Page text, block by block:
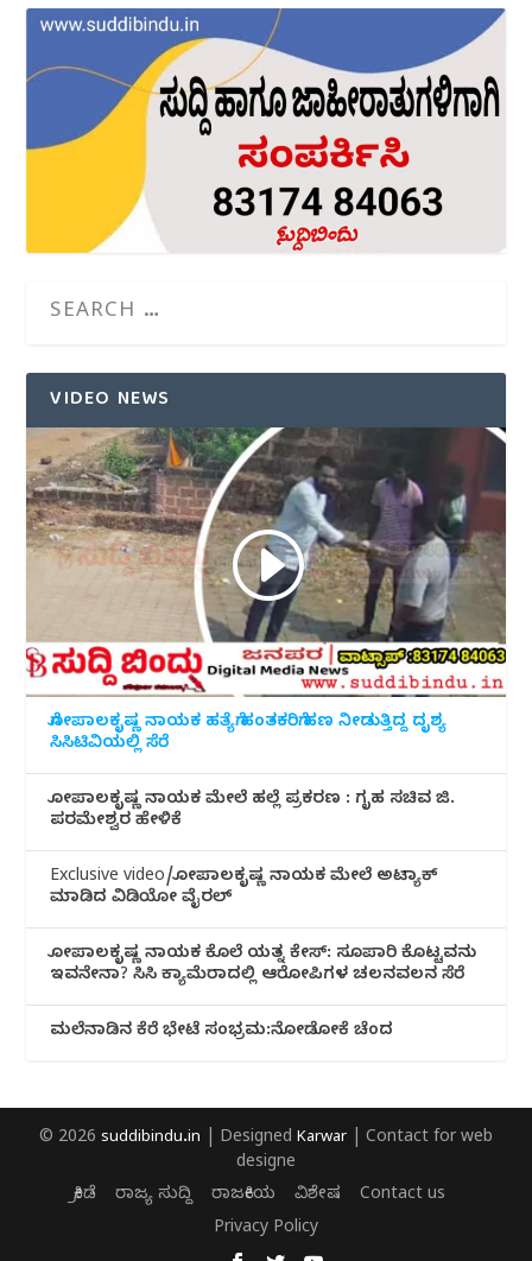
VIDEO NEWS
ಗೋಪಾಲಕೃಷ್ಣ ನಾಯಕ ಹತ್ಯೆಗೆ ಹಂತಕರಿಗೆ ಹಣ ನೀಡುತ್ತಿದ್ದ ದೃಶ್ಯ
ಸಿಸಿಟಿವಿಯಲ್ಲಿ ಸೆರೆ
ಗೋಪಾಲಕೃಷ್ಣ ನಾಯಕ ಮೇಲೆ ಹಲ್ಲೆ ಪ್ರಕರಣ : ಗೃಹ ಸಚಿವ ಜಿ.
ಪರಮೇಶ್ವರ ಹೇಳಿಕೆ
Exclusive video/ಗೋಪಾಲಕೃಷ್ಣ ನಾಯಕ ಮೇಲೆ ಅಟ್ಯಾಕ್
ಮಾಡಿದ ವಿಡಿಯೋ ವೈರಲ್
ಗೋಪಾಲಕೃಷ್ಣ ನಾಯಕ ಕೊಲೆ ಯತ್ನ ಕೇಸ್: ಸೂಪಾರಿ ಕೊಟ್ಟವನು
ಇವನೇನಾ? ಸಿಸಿ ಕ್ಯಾಮೆರಾದಲ್ಲಿ ಆರೋಪಿಗಳ ಚಲನವಲನ ಸೆರೆ
ಮಲೆನಾಡಿ‌ನ ಕೆರೆ ಭೇಟೆ ಸಂಭ್ರಮ:ನೋಡೋಕೆ ಚೆಂದ
© 2026 suddibindu.in | Designed Karwar | Contact for web
designe
ಕ್ರೀಡೆ
ರಾಜ್ಯ ಸುದ್ದಿ ರಾಜಕೀಯ ವಿಶೇಷ
Contact us
Privacy Policy